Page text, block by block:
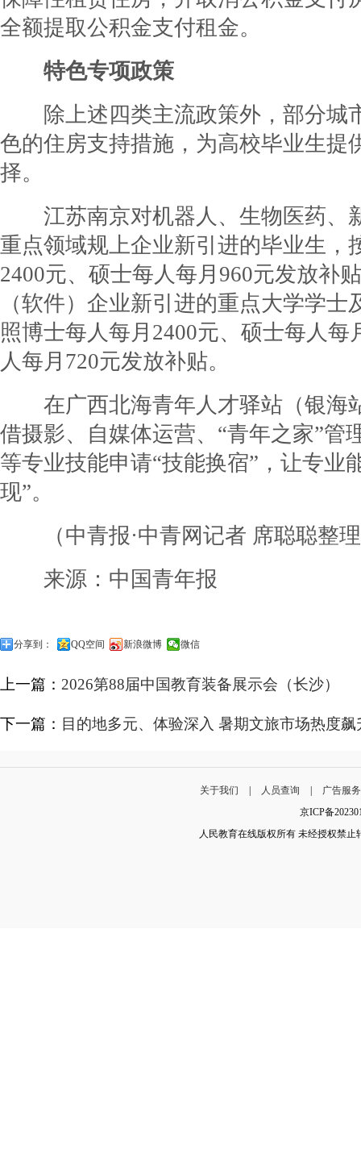
全额提取公积金支付租金。
特色专项政策
除上述四类主流政策外，部分城
色的住房支持措施，为高校毕业生提
择。
江苏南京对机器人、生物医药、
重点领域规上企业新引进的毕业生，
2400元、硕士每人每月960元发放补
（软件）企业新引进的重点大学学士
照博士每人每月2400元、硕士每人每
人每月720元发放补贴。
在广西北海青年人才驿站（银海
借摄影、自媒体运营、“青年之家”管
等专业技能申请“技能换宿”，让专业
现”。
（中青报·中青网记者 席聪聪整
来源：中国青年报
分享到： QQ空间 新浪微博 微信
上一篇： 2026第88届中国教育装备展示会（长沙）
下一篇： 目的地多元、体验深入 暑期文旅市场热度
关于我们 人员查询
广告服
京ICP备
人民教育在线版权所有 未经授权禁